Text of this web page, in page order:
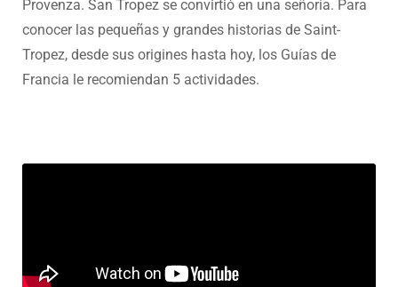
Provenza. San Tropez se convirtió en una señoría. Para
conocer las pequeñas y grandes historias de Saint-
Tropez, desde sus origines hasta hoy, los Guías de
Francia le recomiendan 5 actividades.